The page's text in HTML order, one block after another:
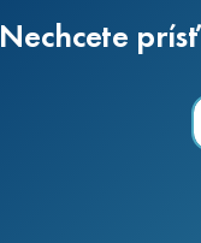
Nechcete